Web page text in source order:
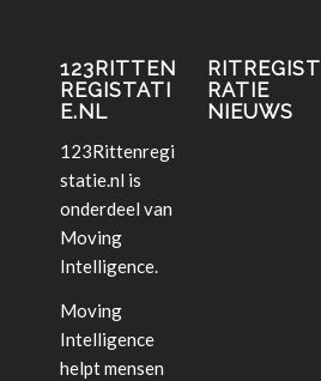
123RITTEN
REGISTATI
E.NL
123Rittenregi
statie.nl is
onderdeel van
Moving
Intelligence.
Moving
Intelligence
helpt mensen
RITREGIST
RATIE
NIEUWS